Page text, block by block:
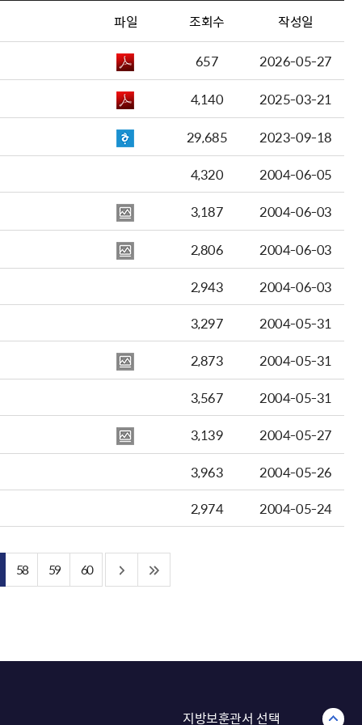
파일 조회수 작성일
657
2026-05-27
4,140
2025-03-21
29,685
2023-09-18
4,320
2004-06-05
3,187
2004-06-03
2,806
2004-06-03
2,943
2004-06-03
3,297
2004-05-31
2,873
2004-05-31
3,567
2004-05-31
3,139
2004-05-27
3,963
2004-05-26
2,974
2004-05-24
58 59 60
지방보훈관서 선택